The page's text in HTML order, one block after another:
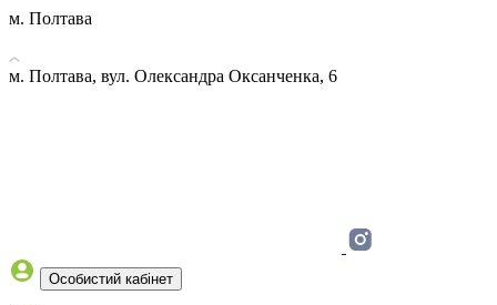
м. Полтава
м. Полтава, вул. Олександра Оксанченка, 6
Особистий кабінет